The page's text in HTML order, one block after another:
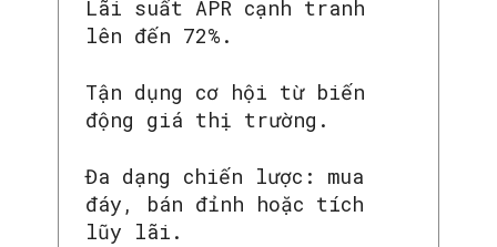
Lãi suất APR cạnh tranh
lên đến 72%.
Tận dụng cơ hội từ biến
động giá thị trường.
Đa dạng chiến lược: mua
đáy, bán đỉnh hoặc tích
lũy lãi.